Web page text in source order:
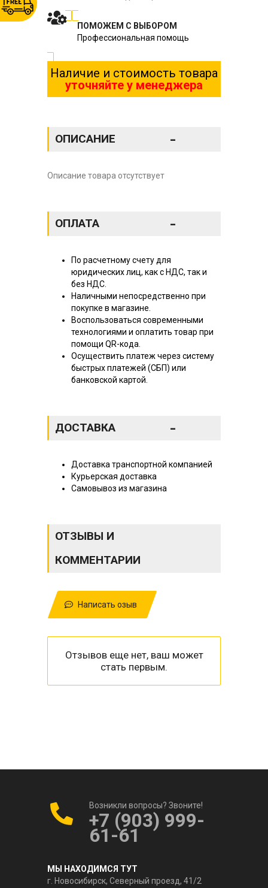
ПОМОЖЕМ С ВЫБОРОМ
Профессиональная помощь
Наличие и стоимость товара
уточняйте у менеджера
ОПИСАНИЕ -
Описание товара отсутствует
ОПЛАТА -
По расчетному счету для
юридических лиц, как с НДС, так и
без НДС.
Наличными непосредственно при
покупке в магазине.
Воспользоваться современными
технологиями и оплатить товар при
помощи QR-кода.
Осуществить платеж через систему
быстрых платежей (СБП) или
банковской картой.
ДОСТАВКА -
Доставка транспортной компанией
Курьерская доставка
Самовывоз из магазина
ОТЗЫВЫ И
КОММЕНТАРИИ
Написать озыв
Отзывов еще нет, ваш может
стать первым.
Возникли вопросы? Звоните!
+7 (903) 999-
61-61
МЫ НАХОДИМСЯ ТУТ
г. Новосибирск, Северный проезд, 41/2